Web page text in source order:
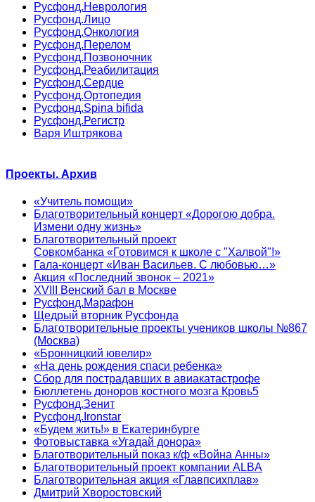
Русфонд.Неврология
Русфонд.Лицо
Русфонд.Онкология
Русфонд.Перелом
Русфонд.Позвоночник
Русфонд.Реабилитация
Русфонд.Сердце
Русфонд.Ортопедия
Русфонд.Spina bifida
Русфонд.Регистр
Варя Иштрякова
Проекты. Архив
«Учитель помощи»
Благотворительный концерт «Дорогою добра.
Измени одну жизнь»
Благотворительный проект
Совкомбанка «Готовимся к школе с "Халвой"!»
Гала-концерт «Иван Васильев. С любовью…»
Акция «Последний звонок – 2021»
XVIII Венский бал в Москве
Русфонд.Марафон
Щедрый вторник Русфонда
Благотворительные проекты учеников школы №867
(Москва)
«Бронницкий ювелир»
«На день рождения спаси ребенка»
Сбор для пострадавших в авиакатастрофе
Бюллетень доноров костного мозга Кровь5
Русфонд.Зенит
Русфонд.Ironstar
«Будем жить!» в Екатеринбурге
Фотовыставка «Угадай донора»
Благотворительный показ к/ф «Война Анны»
Благотворительный проект компании ALBA
Благотворительная акция «Главпсихплав»
Дмитрий Хворостовский